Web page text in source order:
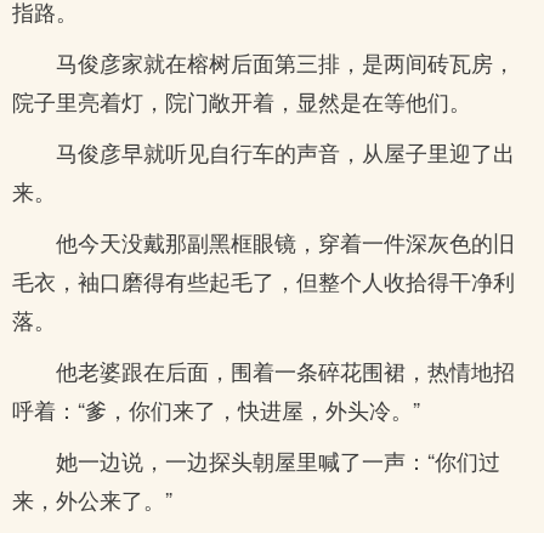
指路。
马俊彦家就在榕树后面第三排，是两间砖瓦房，
院子里亮着灯，院门敞开着，显然是在等他们。
马俊彦早就听见自行车的声音，从屋子里迎了出
来。
他今天没戴那副黑框眼镜，穿着一件深灰色的旧
毛衣，袖口磨得有些起毛了，但整个人收拾得干净利
落。
他老婆跟在后面，围着一条碎花围裙，热情地招
呼着：“爹，你们来了，快进屋，外头冷。”
她一边说，一边探头朝屋里喊了一声：“你们过
来，外公来了。”